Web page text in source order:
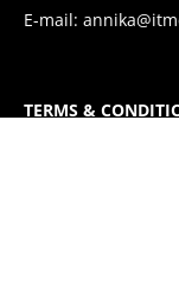
E-mail:
TERMS &